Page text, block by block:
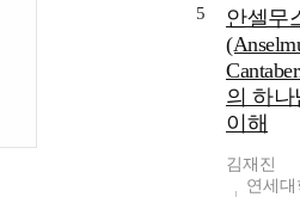
5
안셀무
의 하나
이해
김재진
연세